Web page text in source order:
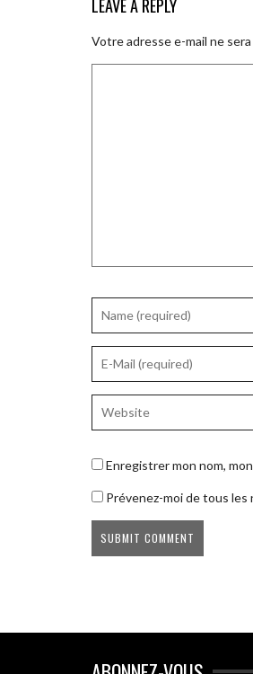
Votre adresse e-mail ne
Enregistrer mon nom,
Prévenez-moi de tous les